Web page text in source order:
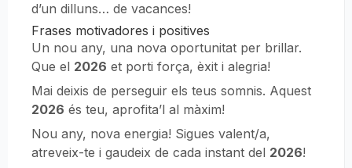
d’un dilluns… de vacances!
Frases motivadores i positives
Un nou any, una nova oportunitat per brillar.
Que el 2026 et porti força, èxit i alegria!
Mai deixis de perseguir els teus somnis. Aquest
2026 és teu, aprofita’l al màxim!
Nou any, nova energia! Sigues valent/a,
atreveix-te i gaudeix de cada instant del 2026!